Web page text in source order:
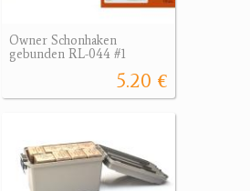
Owner Schonhaken
gebunden RL-044 #1
5.20 €